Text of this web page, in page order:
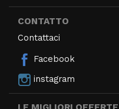
CONTATTO
Contattaci
Facebook
instagram